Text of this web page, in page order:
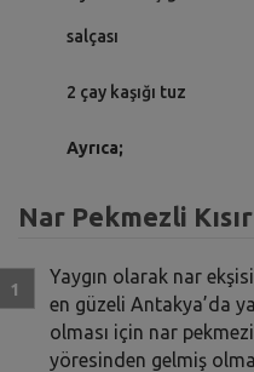
salçası
2 çay kaşığı tuz
Ayrıca;
Nar Pekmezli
Yaygın olarak nar
en güzeli Antakya’da
olması için nar
yöresinden gelmiş